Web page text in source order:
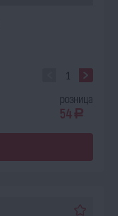
розница
54 a